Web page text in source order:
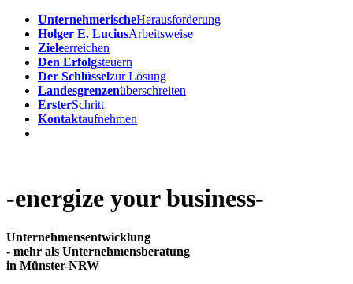
UnternehmerischeHerausforderung
Holger E. LuciusArbeitsweise
Zieleerreichen
Den Erfolgsteuern
Der Schlüsselzur Lösung
Landesgrenzenüberschreiten
ErsterSchritt
Kontaktaufnehmen
-energize your business-
Unternehmensentwicklung
- mehr als Unternehmensberatung
in Münster-NRW